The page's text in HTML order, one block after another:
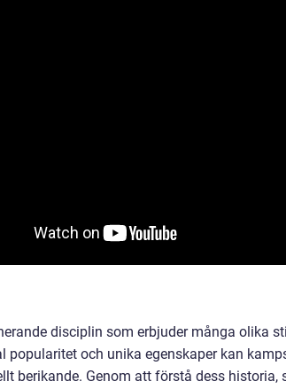
disciplin som erbjuder många olika
popularitet och unika egenskaper kan
berikande. Genom att förstå dess